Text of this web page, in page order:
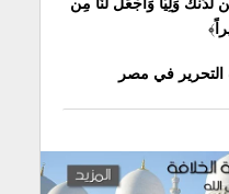
لَّدُنكَ وَلِيّاً وَاجْعَل لَّنَا مِن
﴾
في مصر